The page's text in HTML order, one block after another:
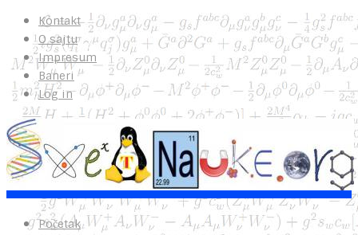
Kontakt
O sajtu
Impresum
Baneri
Log in
Početak